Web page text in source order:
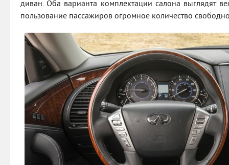
диван. Оба варианта комплектации салона выглядят
пользование пассажиров огромное количество